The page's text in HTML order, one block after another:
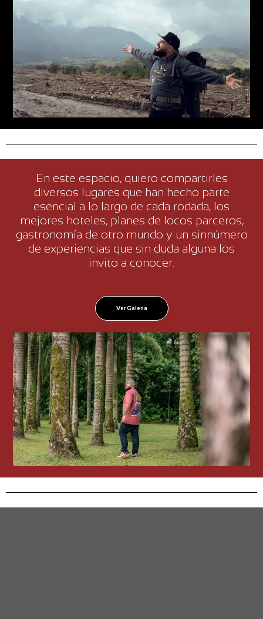
En este espacio, quiero compartirles
diversos lugares que han hecho parte
esencial a lo largo de cada rodada, los
mejores hoteles, planes de locos parceros,
gastronomía de otro mundo y un sinnúmero
de experiencias que sin duda alguna los
invito a conocer.
Ver Galeria